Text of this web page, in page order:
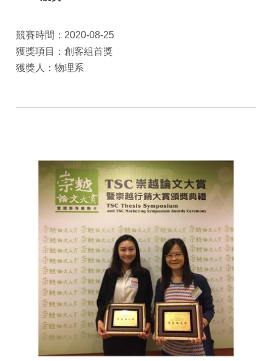
競賽時間：2020-08-25
獲獎項目：創客組首獎
獲獎人：物理系